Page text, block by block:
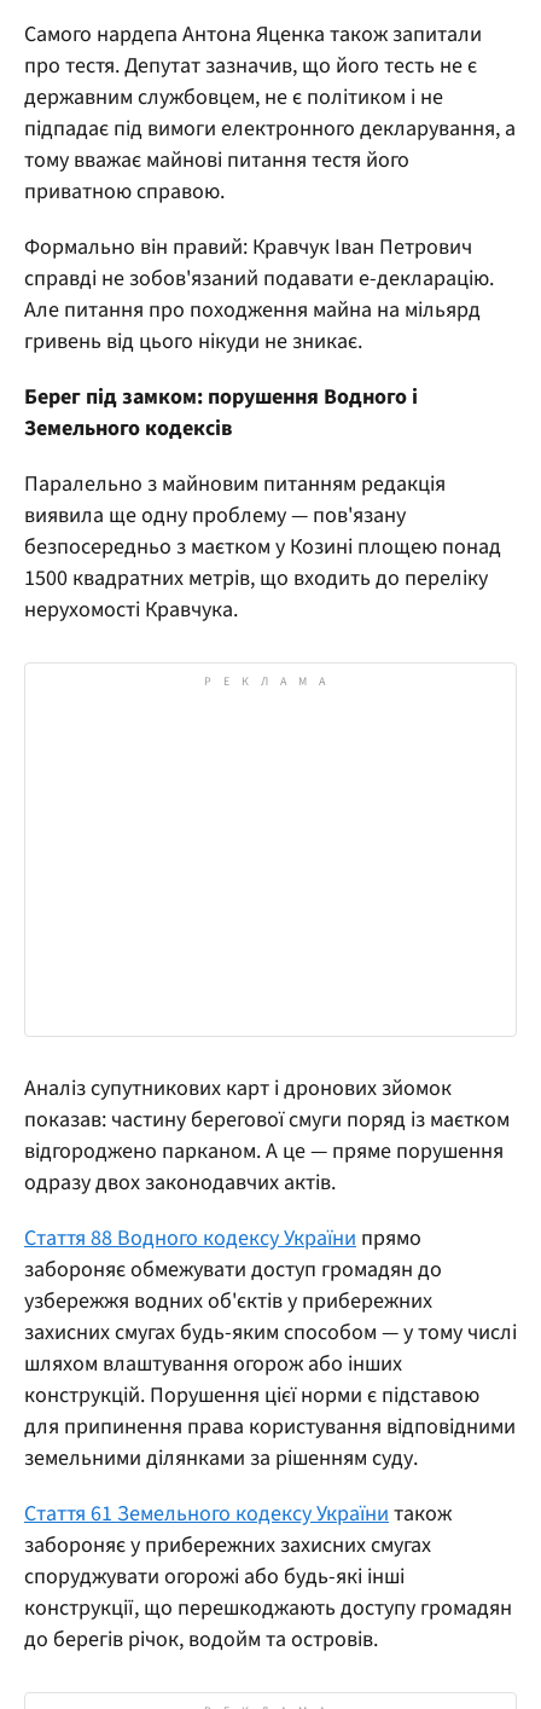
Самого нардепа Антона Яценка також запитали
про тестя. Депутат зазначив, що його тесть не є
державним службовцем, не є політиком і не
підпадає під вимоги електронного декларування, а
тому вважає майнові питання тестя його
приватною справою.
Формально він правий: Кравчук Іван Петрович
справді не зобов'язаний подавати е-декларацію.
Але питання про походження майна на мільярд
гривень від цього нікуди не зникає.
Берег під замком: порушення Водного і
Земельного кодексів
Паралельно з майновим питанням редакція
виявила ще одну проблему — пов'язану
безпосередньо з маєтком у Козині площею понад
1500 квадратних метрів, що входить до переліку
нерухомості Кравчука.
Аналіз супутникових карт і дронових зйомок
показав: частину берегової смуги поряд із маєтком
відгороджено парканом. А це — пряме порушення
одразу двох законодавчих актів.
Стаття 88 Водного кодексу України прямо
забороняє обмежувати доступ громадян до
узбережжя водних об'єктів у прибережних
захисних смугах будь-яким способом — у тому числі
шляхом влаштування огорож або інших
конструкцій. Порушення цієї норми є підставою
для припинення права користування відповідними
земельними ділянками за рішенням суду.
Стаття 61 Земельного кодексу України також
забороняє у прибережних захисних смугах
споруджувати огорожі або будь-які інші
конструкції, що перешкоджають доступу громадян
до берегів річок, водойм та островів.